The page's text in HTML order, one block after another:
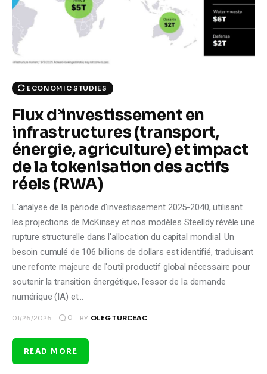
Climate
Markets
Shop
ECONOMIC STUDIES
Flux d’investissement en
infrastructures (transport,
énergie, agriculture) et impact
de la tokenisation des actifs
réels (RWA)
L'analyse de la période d'investissement 2025-2040, utilisant
les projections de McKinsey et nos modèles Steelldy révèle une
rupture structurelle dans l'allocation du capital mondial. Un
besoin cumulé de 106 billions de dollars est identifié, traduisant
une refonte majeure de l'outil productif global nécessaire pour
soutenir la transition énergétique, l'essor de la demande
numérique (IA) et…
01/26/2026 0 BY OLEG TURCEAC
READ MORE